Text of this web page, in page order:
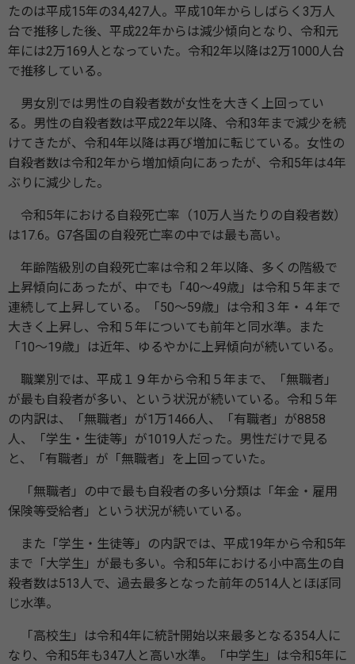
たのは平成15年の34,427人。平成10年からしばらく3万人
台で推移した後、平成22年からは減少傾向となり、令和元
年には2万169人となっていた。令和2年以降は2万1000人台
で推移している。
男女別では男性の自殺者数が女性を大きく上回ってい
る。男性の自殺者数は平成22年以降、令和3年まで減少を続
けてきたが、令和4年以降は再び増加に転じている。女性の
自殺者数は令和2年から増加傾向にあったが、令和5年は4年
ぶりに減少した。
令和5年における自殺死亡率（10万人当たりの自殺者数）
は17.6。G7各国の自殺死亡率の中では最も高い。
年齢階級別の自殺死亡率は令和２年以降、多くの階級で
上昇傾向にあったが、中でも「40〜49歳」は令和５年まで
連続して上昇している。「50〜59歳」は令和３年・４年で
大きく上昇し、令和５年についても前年と同水準。また
「10〜19歳」は近年、ゆるやかに上昇傾向が続いている。
職業別では、平成１９年から令和５年まで、「無職者」
が最も自殺者が多い、という状況が続いている。令和５年
の内訳は、「無職者」が1万1466人、「有職者」が8858
人、「学生・生徒等」が1019人だった。男性だけで見る
と、「有職者」が「無職者」を上回っていた。
「無職者」の中で最も自殺者の多い分類は「年金・雇用
保険等受給者」という状況が続いている。
また「学生・生徒等」の内訳では、平成19年から令和5年
まで「大学生」が最も多い。令和5年における小中高生の自
殺者数は513人で、過去最多となった前年の514人とほぼ同
じ水準。
「高校生」は令和4年に統計開始以来最多となる354人に
なり、令和5年も347人と高い水準。「中学生」は令和5年に